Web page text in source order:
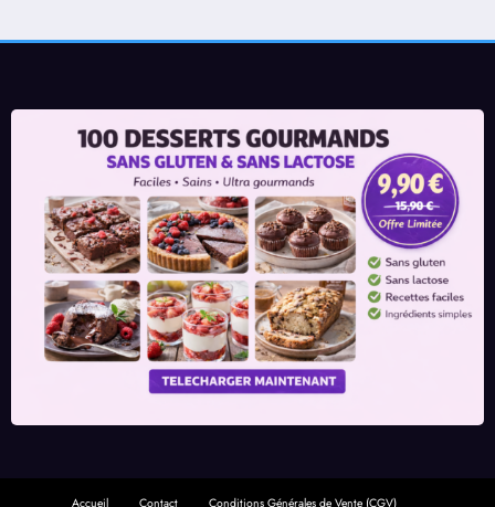
Accueil Contact Conditions Générales de Vente (CGV)